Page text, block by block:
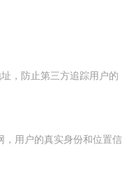
，防止第三方追踪用户的
，用户的真实身份和位置信